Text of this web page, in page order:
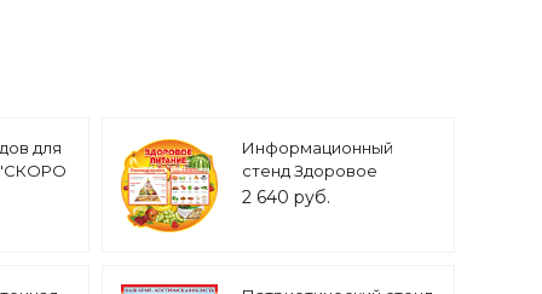
для
"СКОРО
Информационный
стенд Здоровое
питание 0,8*0,77м.
2 640 руб.